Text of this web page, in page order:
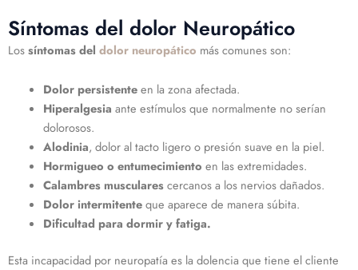
Síntomas del dolor Neuropático
Lossíntomas del dolor neuropático más comunes son:
Dolor persistenteen la zona afectada.
Hiperalgesia ante estímulos que normalmente no serían
dolorosos.
Alodinia, dolor al tacto ligero o presión suave en la piel.
Hormigueo o entumecimiento en las extremidades.
Calambres muscularescercanos a los nervios dañados.
Dolor intermitenteque aparece de manera súbita.
Dificultad para dormir y fatiga.
Esta incapacidad por neuropatía es la dolencia que tiene el cliente